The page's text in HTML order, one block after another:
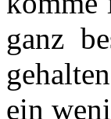
ganz
ein